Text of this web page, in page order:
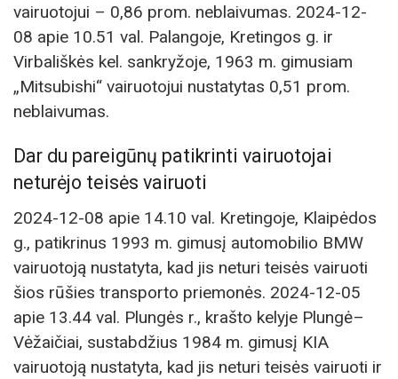
vairuotojui – 0,86 prom. neblaivumas. 2024-12-
08 apie 10.51 val. Palangoje, Kretingos g. ir
Virbališkės kel. sankryžoje, 1963 m. gimusiam
„Mitsubishi“ vairuotojui nustatytas 0,51 prom.
neblaivumas.
Dar du pareigūnų patikrinti vairuotojai
neturėjo teisės vairuoti
2024-12-08 apie 14.10 val. Kretingoje, Klaipėdos
g., patikrinus 1993 m. gimusį automobilio BMW
vairuotoją nustatyta, kad jis neturi teisės vairuoti
šios rūšies transporto priemonės. 2024-12-05
apie 13.44 val. Plungės r., krašto kelyje Plungė–
Vėžaičiai, sustabdžius 1984 m. gimusį KIA
vairuotoją nustatyta, kad jis neturi teisės vairuoti ir